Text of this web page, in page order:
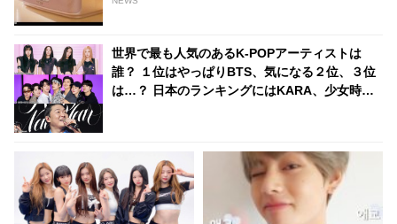
世界で最も人気のあるK-POPアーティストは
誰？ １位はやっぱりBTS、気になる２位、３位
は…？ 日本のランキングにはKARA、少女時代